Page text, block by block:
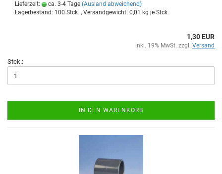
Lieferzeit:
ca. 3-4 Tage (Ausland abweichend)
Lagerbestand: 100 Stck. , Versandgewicht: 0,01 kg je Stck.
1,30 EUR
inkl. 19% MwSt. zzgl. Versand
Stck.:
IN DEN WARENKORB